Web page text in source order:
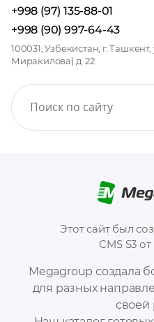
Megagroup создала
для разных
своей
Этот сайт был
CMS S3
+998 (97) 135-88-01
+998 (90) 997-64-43
100031, Узбекистан, г.
Миракилова) д. 22